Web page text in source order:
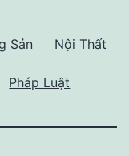
Sản Nội Thất
Pháp Luật